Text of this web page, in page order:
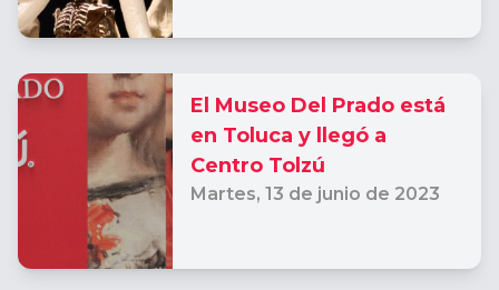
El Museo Del Prado está
en Toluca y llegó a
Centro Tolzú
Martes, 13 de junio de 2023